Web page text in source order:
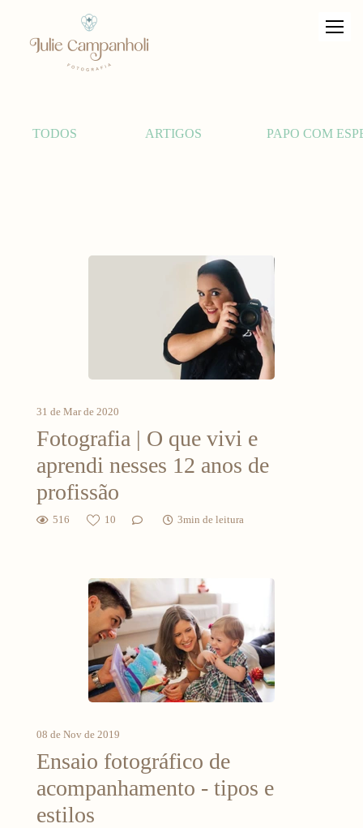
TODOS ARTIGOS PAPO COM
31 de Mar de 2020
Fotografia | O que vivi e
aprendi nesses 12 anos de
profissão
516 10 3min de leitura
08 de Nov de 2019
Ensaio fotográfico de
acompanhamento - tipos e
estilos